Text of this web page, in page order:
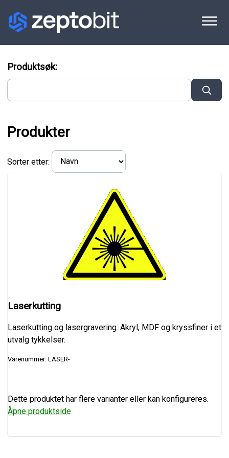
Produktsøk:
Produkter
Sorter etter:
Laserkutting
Laserkutting og lasergravering. Akryl, MDF og kryssfiner i et
utvalg tykkelser.
Varenummer: LASER-
Dette produktet har flere varianter eller kan konfigureres.
Åpne produktside